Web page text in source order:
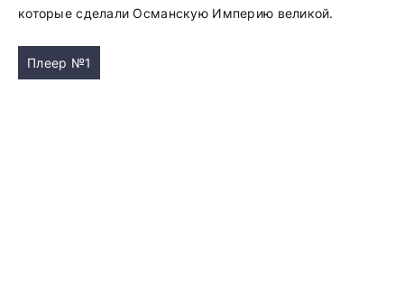
которые сделали Османскую Империю великой.
Плеер №1